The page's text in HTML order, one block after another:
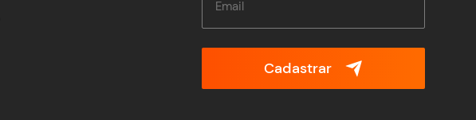
Cadastrar